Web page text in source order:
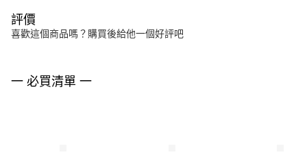
評價
喜歡這個商品嗎？購買後給他一個好評吧
一 必買清單 一